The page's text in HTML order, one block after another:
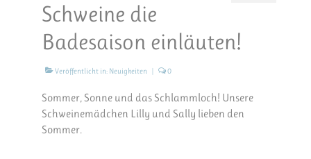
Schweine die
Badesaison einläuten!
Veröffentlicht in: Neuigkeiten | 0
Sommer, Sonne und das Schlammloch! Unsere
Schweinemädchen Lilly und Sally lieben den
Sommer.